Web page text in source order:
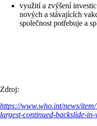
využití a zvýšení
nových a stávajících
společnost potřebuje a
Zdroj:
https://www.who.int/news/
largest-continued-backslide-